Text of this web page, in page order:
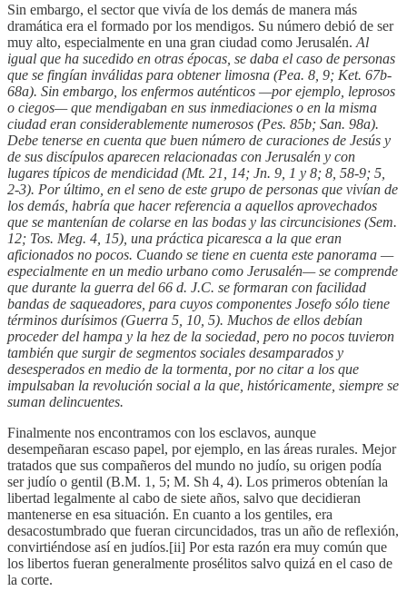
Sin embargo, el sector que vivía de los demás de manera más
dramática era el formado por los mendigos. Su número debió de ser
muy alto, especialmente en una gran ciudad como Jerusalén. Al
igual que ha sucedido en otras épocas, se daba el caso de personas
que se fingían inválidas para obtener limosna (Pea. 8, 9; Ket. 67b-
68a). Sin embargo, los enfermos auténticos —por ejemplo, leprosos
o ciegos— que mendigaban en sus inmediaciones o en la misma
ciudad eran considerablemente numerosos (Pes. 85b; San. 98a).
Debe tenerse en cuenta que buen número de curaciones de Jesús y
de sus discípulos aparecen relacionadas con Jerusalén y con
lugares típicos de mendicidad (Mt. 21, 14; Jn. 9, 1 y 8; 8, 58-9; 5,
2-3). Por último, en el seno de este grupo de personas que vivían de
los demás, habría que hacer referencia a aquellos aprovechados
que se mantenían de colarse en las bodas y las circuncisiones (Sem.
12; Tos. Meg. 4, 15), una práctica picaresca a la que eran
aficionados no pocos. Cuando se tiene en cuenta este panorama —
especialmente en un medio urbano como Jerusalén— se comprende
que durante la guerra del 66 d. J.C. se formaran con facilidad
bandas de saqueadores, para cuyos componentes Josefo sólo tiene
términos durísimos (Guerra 5, 10, 5). Muchos de ellos debían
proceder del hampa y la hez de la sociedad, pero no pocos tuvieron
también que surgir de segmentos sociales desamparados y
desesperados en medio de la tormenta, por no citar a los que
impulsaban la revolución social a la que, históricamente, siempre se
suman delincuentes.
Finalmente nos encontramos con los esclavos, aunque
desempeñaran escaso papel, por ejemplo, en las áreas rurales. Mejor
tratados que sus compañeros del mundo no judío, su origen podía
ser judío o gentil (B.M. 1, 5; M. Sh 4, 4). Los primeros obtenían la
libertad legalmente al cabo de siete años, salvo que decidieran
mantenerse en esa situación. En cuanto a los gentiles, era
desacostumbrado que fueran circuncidados, tras un año de reflexión,
convirtiéndose así en judíos.[ii] Por esta razón era muy común que
los libertos fueran generalmente prosélitos salvo quizá en el caso de
la corte.